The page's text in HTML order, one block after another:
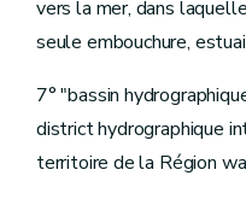
Art.D.154
Art.D.155
TitreVII
Section1re
Art.D.156
Art.D.157
Art.D.158
vers la mer, dans
seule embouchure,
7° "bassin
district hydrographique
territoire de la Région